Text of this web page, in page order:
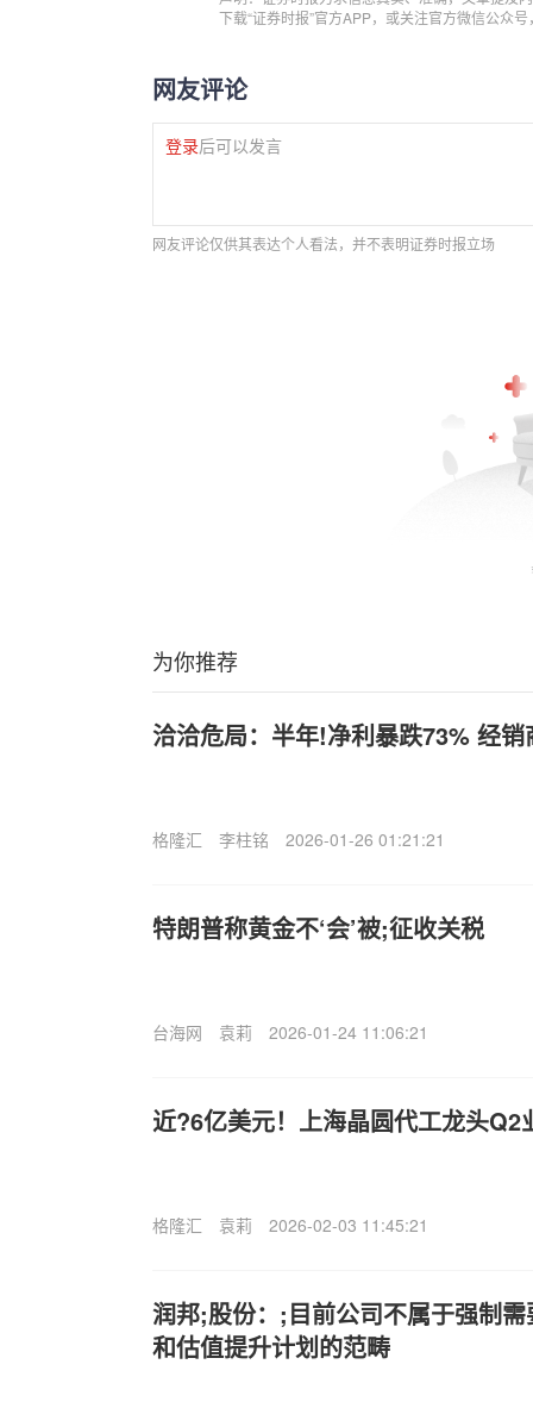
下载“证券时报”官方APP，或关注官方微信公众
网友评论
登录后可以发言
网友评论仅供其表达个人看法，并不表明证券时报立场
为你推荐
洽洽危局：半年!净利暴跌73% 经
格隆汇 李柱铭 2026-01-26 01:21:21
特朗普称黄金不‘会’被;征收关税
台海网 袁莉 2026-01-24 11:06:21
近?6亿美元！上海晶圆代工龙头Q2
格隆汇 袁莉 2026-02-03 11:45:21
润邦;股份：;目前公司不属于强制
和估值提升计划的范畴